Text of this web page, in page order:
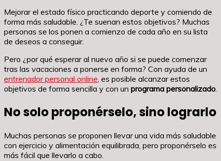
Mejorar el estado físico practicando deporte y comiendo de
forma más saludable. ¿Te suenan estos objetivos? Muchas
personas se los ponen a comienzo de cada año en su lista
de deseos a conseguir.
Pero ¿por qué esperar al nuevo año si se puede comenzar
tras las vacaciones a ponerse en forma? Con ayuda de un
entrenador personal online, es posible alcanzar estos
objetivos de forma sencilla y con un programa personalizado.
No solo proponérselo, sino lograrlo
Muchas personas se proponen llevar una vida más saludable
con ejercicio y alimentación equilibrada, pero proponérselo es
más fácil que llevarlo a cabo.